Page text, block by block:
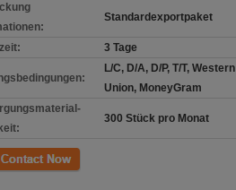
Standardexportpaket
3 Tage
L/C, D/A, D/P, T/T, Western
Union, MoneyGram
300 Stück pro Monat